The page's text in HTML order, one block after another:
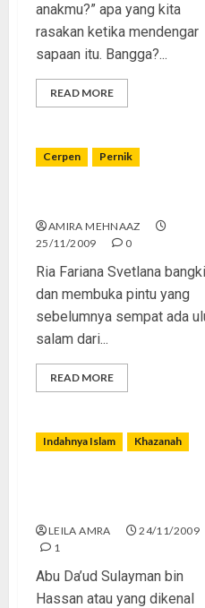
anakmu?” apa yang kita
rasakan ketika mendengar
sapaan itu. Bangga?...
READ MORE
Cerpen Pernik
AMIRA MEHNAAZ
25/11/2009
0
Ria Fariana Svetlana
dan membuka pintu yang
sebelumnya sempat ada
salam dari...
READ MORE
Indahnya Islam Khazanah
LEILA AMRA
24/11/2009
1
Abu Da’ud Sulayman bin
Hassan atau yang dikenal